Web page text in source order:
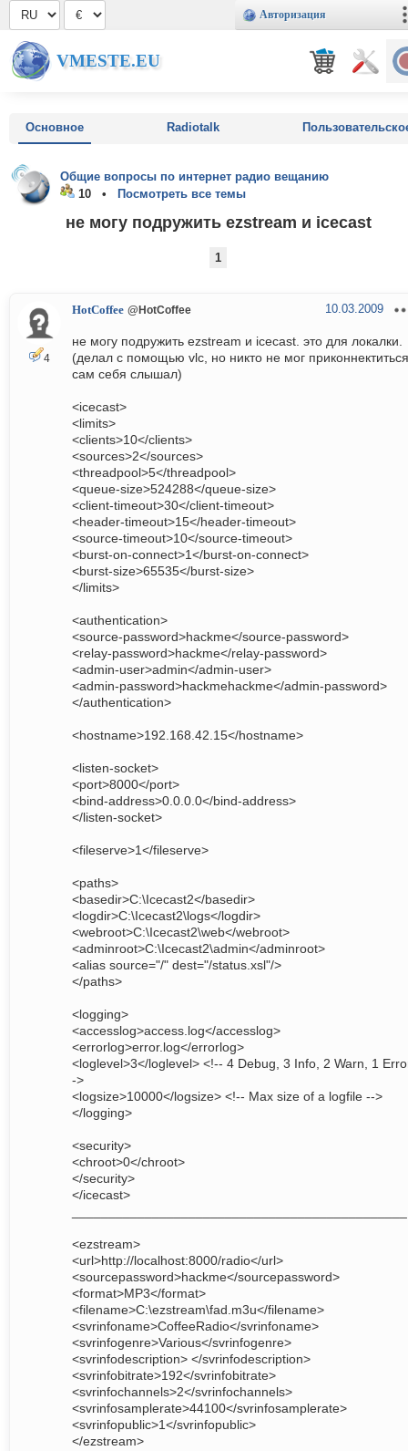
Авторизация
VMESTE.EU
Основное Radiotalk
Общие вопросы по интернет радио вещанию
10 •
Посмотреть все темы
не могу подружить ezstream и icecast
1
4
HotCoffee @HotCoffee 10.03.2009
не могу подружить ezstream и icecast. это для локалки.
(делал с помощью vlc, но никто не мог
сам себя слышал)
<icecast>
<limits>
<clients>10</clients>
<sources>2</sources>
<threadpool>5</threadpool>
<queue-size>524288</queue-size>
<client-timeout>30</client-timeout>
<header-timeout>15</header-timeout>
<source-timeout>10</source-timeout>
<burst-on-connect>1</burst-on-connect>
<burst-size>65535</burst-size>
</limits>
<authentication>
<source-password>hackme</source-password>
<relay-password>hackme</relay-password>
<admin-user>admin</admin-user>
<admin-password>hackmehackme</admin-password>
</authentication>
<hostname>192.168.42.15</hostname>
<listen-socket>
<port>8000</port>
<bind-address>0.0.0.0</bind-address>
</listen-socket>
<fileserve>1</fileserve>
<paths>
<basedir>C:\Icecast2</basedir>
<logdir>C:\Icecast2\logs</logdir>
<webroot>C:\Icecast2\web</webroot>
<adminroot>C:\Icecast2\admin</adminroot>
<alias source="/" dest="/status.xsl"/>
</paths>
<logging>
<accesslog>access.log</accesslog>
<errorlog>error.log</errorlog>
<loglevel>3</loglevel> <!-- 4 Debug, 3 Info, 2 Warn, 1
->
<logsize>10000</logsize> <!-- Max size of a logfile -->
</logging>
<security>
<chroot>0</chroot>
</security>
</icecast>
<ezstream>
<url>http://localhost:8000/radio</url>
<sourcepassword>hackme</sourcepassword>
<format>MP3</format>
<filename>C:\ezstream\fad.m3u</filename>
<svrinfoname>CoffeeRadio</svrinfoname>
<svrinfogenre>Various</svrinfogenre>
<svrinfodescription> </svrinfodescription>
<svrinfobitrate>192</svrinfobitrate>
<svrinfochannels>2</svrinfochannels>
<svrinfosamplerate>44100</svrinfosamplerate>
<svrinfopublic>1</svrinfopublic>
</ezstream>